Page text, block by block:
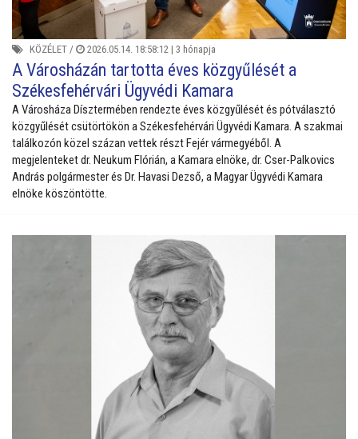
KÖZÉLET / 2026.05.14. 18:58:12 | 3 hónapja
A Városházán tartotta éves közgyűlését a
Székesfehérvári Ügyvédi Kamara
A Városháza Dísztermében rendezte éves közgyűlését és pótválasztó
közgyűlését csütörtökön a Székesfehérvári Ügyvédi Kamara. A szakmai
találkozón közel százan vettek részt Fejér vármegyéből. A
megjelenteket dr. Neukum Flórián, a Kamara elnöke, dr. Cser-Palkovics
András polgármester és Dr. Havasi Dezső, a Magyar Ügyvédi Kamara
elnöke köszöntötte.